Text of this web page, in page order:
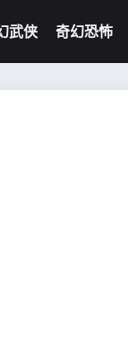
武侠 奇幻恐怖
的观影记录